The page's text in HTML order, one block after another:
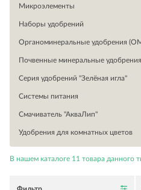
Микроэлементы
Наборы удобрений
Органоминеральные удобрения
Почвенные минеральные удобрения
Серия удобрений "Зелёная игла"
Системы питания
Смачиватель "АкваЛип"
Удобрения для комнатных цветов
В нашем каталоге 11 товара данного